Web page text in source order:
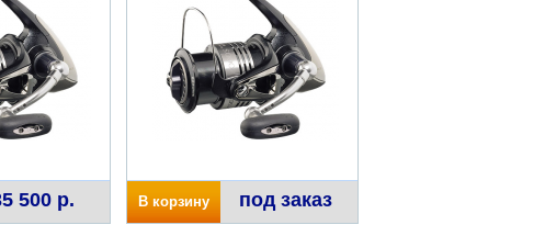
500 р. В корзину под заказ